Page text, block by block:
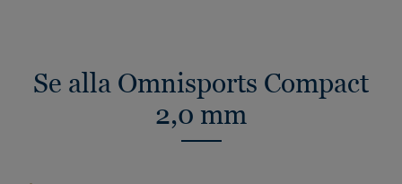
Se alla Omnisports Compact
2,0 mm